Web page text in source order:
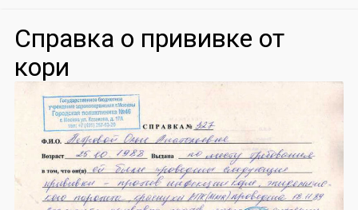
Справка о прививке от
кори